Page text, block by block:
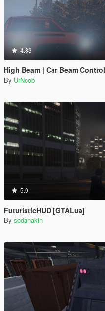
4.83
High Beam | Car Beam Control
By UrNoob
5.0
FuturisticHUD [GTALua]
By sodanakin